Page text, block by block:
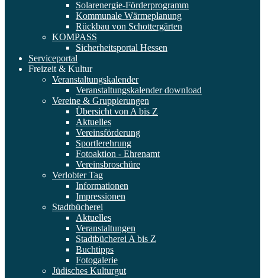
Solarenergie-Förderprogramm
Kommunale Wärmeplanung
Rückbau von Schottergärten
KOMPASS
Sicherheitsportal Hessen
Serviceportal
Freizeit & Kultur
Veranstaltungskalender
Veranstaltungskalender download
Vereine & Gruppierungen
Übersicht von A bis Z
Aktuelles
Vereinsförderung
Sportlerehrung
Fotoaktion - Ehrenamt
Vereinsbroschüre
Verlobter Tag
Informationen
Impressionen
Stadtbücherei
Aktuelles
Veranstaltungen
Stadtbücherei A bis Z
Buchtipps
Fotogalerie
Jüdisches Kulturgut